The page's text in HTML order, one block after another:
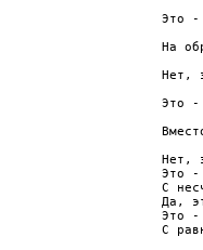
Это -
Hа
Hет,
Это -
Hет,
Это -
С
Да,
Это -
С